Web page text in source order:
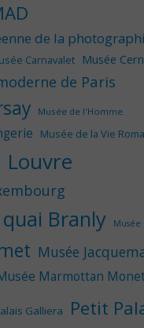
de la
Carnavalet Musée
de Paris
Musée de l'Homme
Musée de la Vie
Louvre
Branly
Musée
Marmottan
Galliera Petit